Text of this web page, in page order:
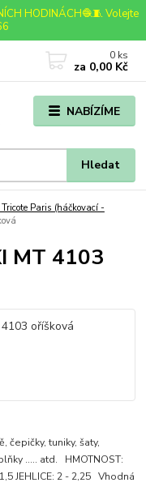
HODINÁCH🧶🧵 Volejte
NABÍZÍME
Hledat
0 ks
za 0,00 Kč
Paris (háčkovací -
MT 4103
čepičky, tuniky, šaty,
..... atd. HMOTNOST:
JEHLICE: 2 - 2,25 Vhodná